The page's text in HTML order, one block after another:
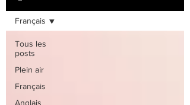
Tous les
posts
Plein air
Français
Anglais
Français